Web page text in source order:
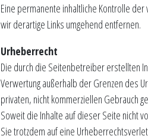
Eine permanente inhaltliche Kontrolle
wir derartige Links umgehend entfernen.
Urheberrecht
Die durch die Seitenbetreiber erstellten
Verwertung außerhalb der Grenzen des
privaten, nicht kommerziellen Gebrauch
Soweit die Inhalte auf dieser Seite nicht
Sie trotzdem auf eine